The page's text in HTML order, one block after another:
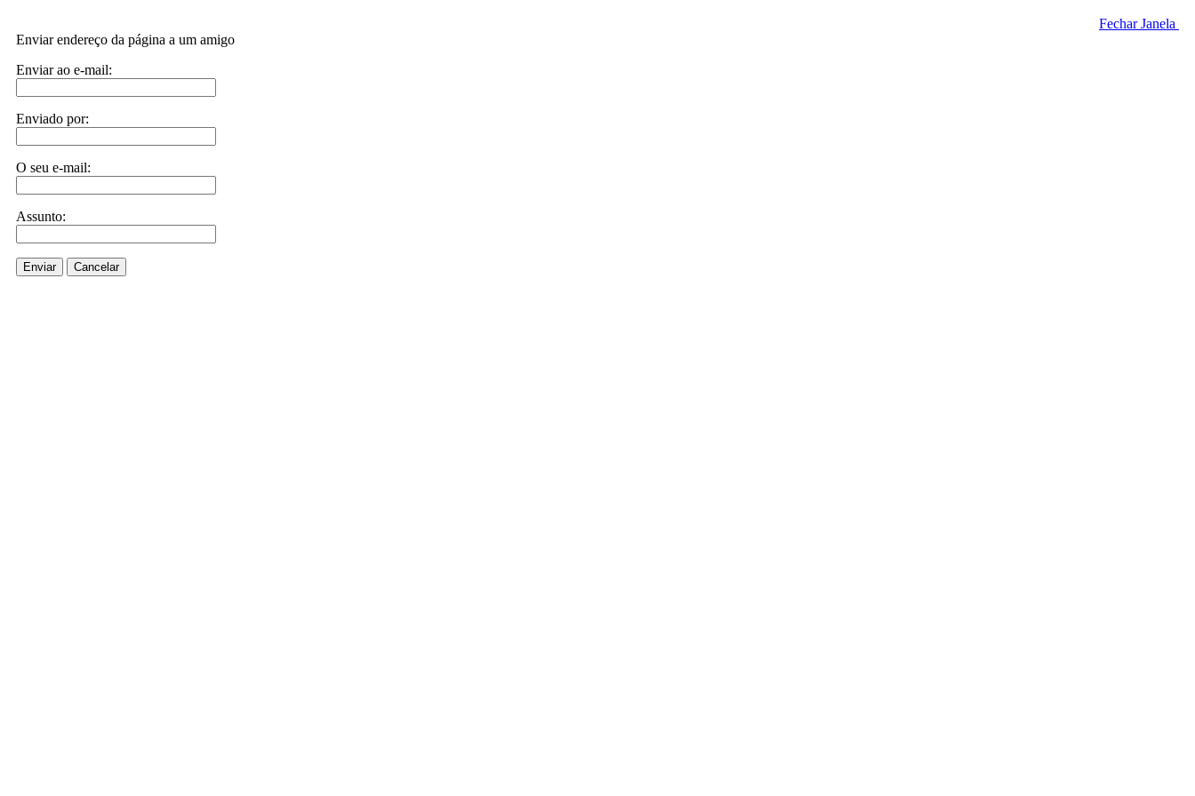
Fechar Janela
Enviar endereço da página a um amigo
Enviar ao e-mail:
Enviado por:
O seu e-mail:
Assunto:
Enviar Cancelar